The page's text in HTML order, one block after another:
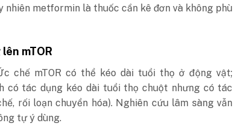
nhiên metformin là thuốc cần kê đơn và không phù
mTOR
chế mTOR có thể kéo dài tuổi thọ ở động vật;
có tác dụng kéo dài tuổi thọ chuột nhưng có tác
rối loạn chuyển hóa). Nghiên cứu lâm sàng vẫn
tự ý dùng.